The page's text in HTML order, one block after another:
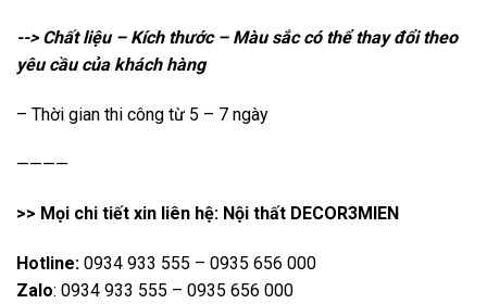
--> Chất liệu – Kích thước – Màu sắc có thể thay đổi theo
yêu cầu của khách hàng
– Thời gian thi công từ 5 – 7 ngày
————
>> Mọi chi tiết xin liên hệ: Nội thất DECOR3MIEN
Hotline: 0934 933 555 – 0935 656 000
Zalo: 0934 933 555 – 0935 656 000